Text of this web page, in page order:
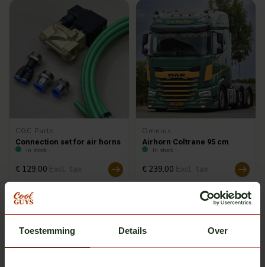
Toestemming Details Over
CGC Parts
Connection set for air horns
In stock
€ 129,00
Omnius
Airhorn Coltrane 95 cm
In stock
€ 239,00